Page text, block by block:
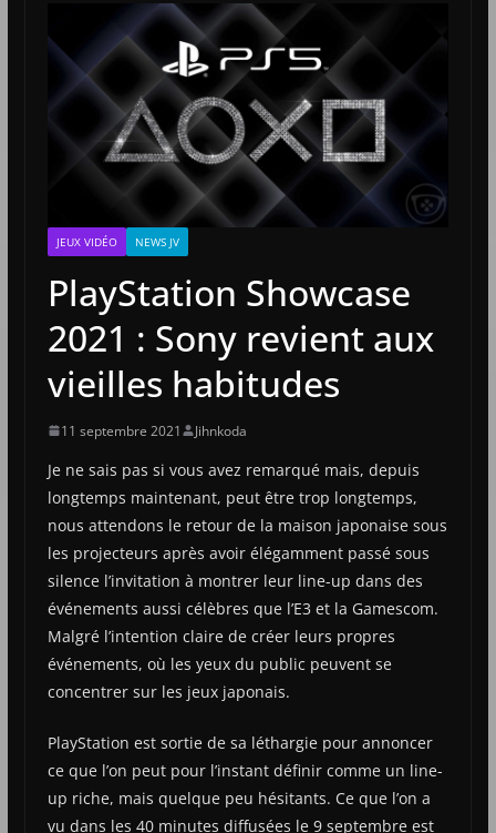
JEUX VIDÉO NEWS JV
PlayStation Showcase
2021 : Sony revient aux
vieilles habitudes
11 septembre 2021 Jihnkoda
Je ne sais pas si vous avez remarqué mais, depuis
longtemps maintenant, peut être trop longtemps,
nous attendons le retour de la maison japonaise sous
les projecteurs après avoir élégamment passé sous
silence l’invitation à montrer leur line-up dans des
événements aussi célèbres que l’E3 et la Gamescom.
Malgré l’intention claire de créer leurs propres
événements, où les yeux du public peuvent se
concentrer sur les jeux japonais.
PlayStation est sortie de sa léthargie pour annoncer
ce que l’on peut pour l’instant définir comme un line-
up riche, mais quelque peu hésitants. Ce que l’on a
vu dans les 40 minutes diffusées le 9 septembre est